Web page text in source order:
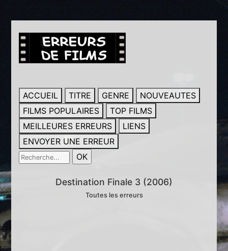
ACCUEIL TITRE GENRE
NOUVEAUTES
FILMS POPULAIRES
TOP FILMS
MEILLEURES ERREURS
LIENS
ENVOYER UNE ERREUR
Destination Finale 3 (2006)
Toutes les erreurs